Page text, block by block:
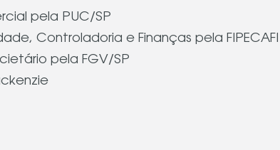
pela PUC/SP
Controladoria e Finanças pela FIPECAFI
pela FGV/SP